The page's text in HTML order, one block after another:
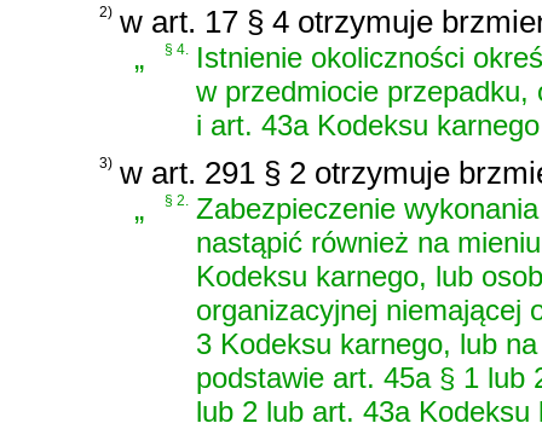
2) w art. 17 § 4 otrzymuje
„ § 4. Istnienie okoliczności
w przedmiocie
i art. 43a Kodeksu
3) w art. 291 § 2 otrzymuje
„ § 2.
Zabezpieczenie
nastąpić również na
Kodeksu karnego, lub
organizacyjnej niemającej
3 Kodeksu karnego, lub
podstawie art. 45a § 1 lub
lub 2 lub art. 43a Kodeksu